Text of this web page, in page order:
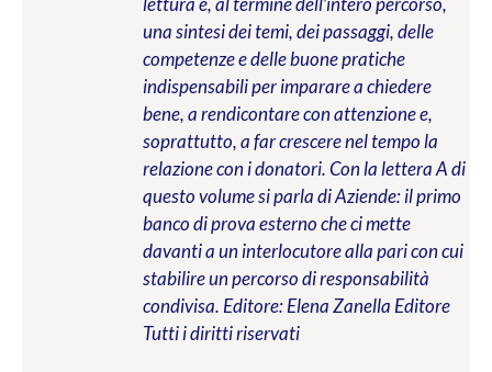
una sintesi dei temi, dei passaggi, delle
competenze e delle buone pratiche
indispensabili per imparare a chiedere
bene, a rendicontare con attenzione e,
soprattutto, a far crescere nel tempo la
relazione con i donatori. Con la lettera A di
questo volume si parla di Aziende: il primo
banco di prova esterno che ci mette
davanti a un interlocutore alla pari con cui
stabilire un percorso di responsabilità
condivisa. Editore: Elena Zanella Editore
Tutti i diritti riservati